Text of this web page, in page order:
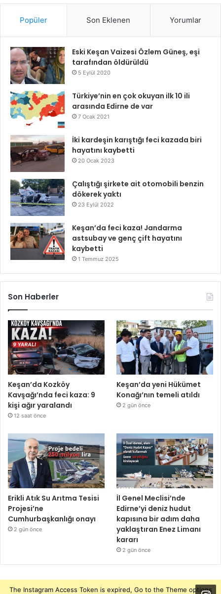
Popüler Son Eklenen Yorumlar
Eski Keşan Vaizesi Özlem Güneş, eşi
tarafından öldürüldü
5 Eylül 2020
Türkiye’nin en çok okuyan ilk 10 ili
arasında Edirne de var
7 Ocak 2021
İki kardeşin karıştığı feci kazada biri
hayatını kaybetti
20 Ocak 2023
Çalıştığı şirkete ait otomobili benzin
dökerek yaktı
23 Eylül 2022
Keşan’da feci kaza! Jandarma
astsubay ve genç çift hayatını
kaybetti
1 Temmuz 2025
Son Haberler
Keşan’da Kozköy
Kavşağı’nda feci kaza: 9
kişi ağır yaralandı
12 saat önce
Keşan’da yeni Hükümet
Konağı’nın temeli atıldı
2 gün önce
Erikli Atık Su Arıtma Tesisi
Projesi’ne
Cumhurbaşkanlığı onayı
2 gün önce
İl Genel Meclisi’nde
Edirne’yi deniz hudut
kapısına bir adım daha
yaklaştıran Enez Limanı
kararı
2 gün önce
The Instagram Access Token is expired, Go to the Theme options